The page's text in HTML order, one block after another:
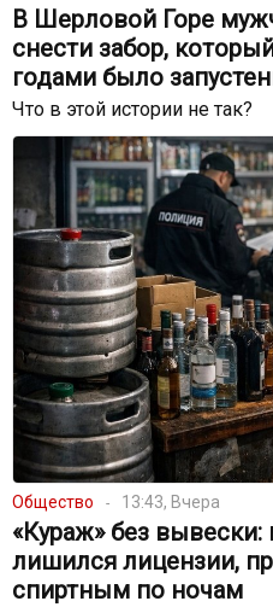
В Шерловой Горе
снести забор,
годами было
Что в этой истории не так?
Общество 13:43, Вчера
«Кураж» без
лишился лицензии,
спиртным по ночам